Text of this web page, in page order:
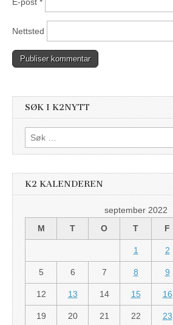
E-post *
Nettsted
SØK I K2NYTT
Søk
etter:
K2 KALENDEREN
september 2022
M
T O T F
1 2
5 6 7 8 9
12 13 14 15 16
19 20 21 22 23